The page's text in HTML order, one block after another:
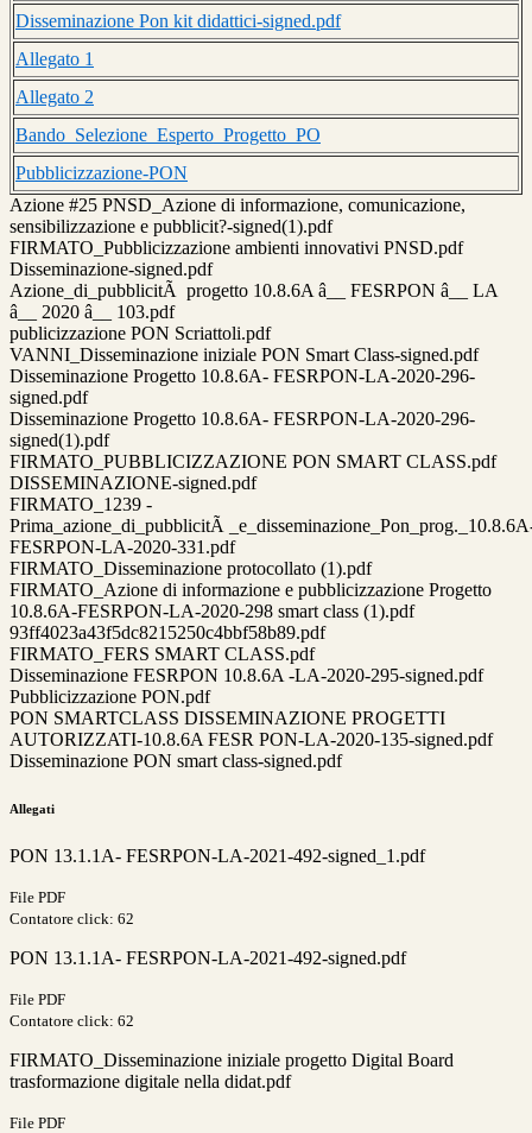
Disseminazione Pon kit didattici-signed.pdf
Allegato 1
Allegato 2
Bando_Selezione_Esperto_Progetto_PO
Pubblicizzazione-PON
Azione #25 PNSD_Azione di informazione, comunicazione,
sensibilizzazione e pubblicit?-signed(1).pdf
FIRMATO_Pubblicizzazione ambienti innovativi PNSD.pdf
Disseminazione-signed.pdf
Azione_di_pubblicitÃ progetto 10.8.6A â__ FESRPON â__ LA
â__ 2020 â__ 103.pdf
publicizzazione PON Scriattoli.pdf
VANNI_Disseminazione iniziale PON Smart Class-signed.pdf
Disseminazione Progetto 10.8.6A- FESRPON-LA-2020-296-
signed.pdf
Disseminazione Progetto 10.8.6A- FESRPON-LA-2020-296-
signed(1).pdf
FIRMATO_PUBBLICIZZAZIONE PON SMART CLASS.pdf
DISSEMINAZIONE-signed.pdf
FIRMATO_1239 -
Prima_azione_di_pubblicitÃ
FESRPON-LA-2020-331.pdf
FIRMATO_Disseminazione protocollato (1).pdf
FIRMATO_Azione di informazione e pubblicizzazione Progetto
10.8.6A-FESRPON-LA-2020-298 smart class (1).pdf
93ff4023a43f5dc8215250c4bbf58b89.pdf
FIRMATO_FERS SMART CLASS.pdf
Disseminazione FESRPON 10.8.6A -LA-2020-295-signed.pdf
Pubblicizzazione PON.pdf
PON SMARTCLASS DISSEMINAZIONE PROGETTI
AUTORIZZATI-10.8.6A FESR PON-LA-2020-135-signed.pdf
Disseminazione PON smart class-signed.pdf
Allegati
PON 13.1.1A- FESRPON-LA-2021-492-signed_1.pdf
File PDF
Contatore click: 62
PON 13.1.1A- FESRPON-LA-2021-492-signed.pdf
File PDF
Contatore click: 62
FIRMATO_Disseminazione iniziale progetto Digital Board
trasformazione digitale nella didat.pdf
File PDF